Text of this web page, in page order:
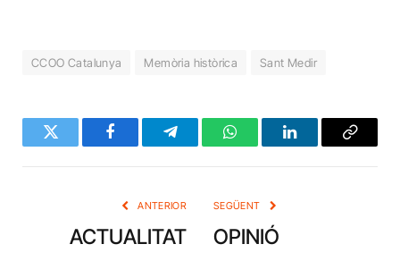
CCOO Catalunya Memòria històrica Sant Medir
Twitter FacebookTelegramWhatsAppLinkedInCopy
ANTERIOR
ACTUALITAT
SEGÜENT
OPINIÓ